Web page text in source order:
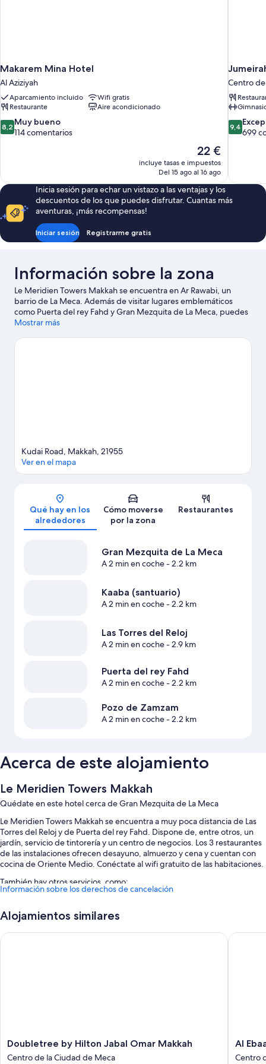
Makarem Mina Hotel
Al Aziziyah
Aparcamiento incluido
Wifi gratis
Restaurante
Aire acondicionado
8.2
sobre
114 comentarios
8,2 Muy bueno
114 comentarios
El
precio
actual
de
22 €
22 €
incluye tasas e impuestos
Del 15 ago al 16 ago
Centro
9.4
sobre
9,4
699
Inicia sesión para echar un vistazo a las ventajas y los
descuentos de los que puedes disfrutar. Cuantas más
aventuras, ¡más recompensas!
Iniciar sesión Registrarme gratis
Información sobre la zona
Le Meridien Towers Makkah se encuentra en Ar Rawabi, un
barrio de La Meca. Además de visitar lugares emblemáticos
como Puerta del rey Fahd y Gran Mezquita de La Meca, puedes
rodearte de naturaleza en Montaña Jabal al-Nour. También
Faqih.
Mostrar más
Mapa
Kudai Road, Makkah, 21955
Ver en el mapa
Qué hay en los
alrededores
Cómo moverse
por la zona
Restaurantes
Gran Mezquita de La Meca
A 2 min en coche- 2.2 km
Kaaba (santuario)
A 2 min en coche- 2.2 km
Las Torres del Reloj
A 2 min en coche- 2.9 km
Puerta del rey Fahd
A 2 min en coche- 2.2 km
Pozo de Zamzam
A 2 min en coche- 2.2 km
Acerca de este alojamiento
Le Meridien Towers Makkah
Quédate en este hotel cerca de Gran Mezquita de La Meca
Le Meridien Towers Makkah se encuentra a muy poca distancia de Las
Torres del Reloj y de Puerta del rey Fahd. Dispone de, entre otros, un
jardín, servicio de tintorería y un centro de negocios. Los 3 restaurantes
de las instalaciones ofrecen desayuno, almuerzo y cena y cuentan con
cocina de Oriente Medio. Conéctate al wifi gratuito de las habitaciones.
También hay otros servicios, como:
Desayuno bufé (de pago), un servicio gratuito de transporte por la
Asistencia turística y para la compra de entradas, consigna de
Además, otros servicios que hallarás en todas las habitaciones incluyen:
Información sobre los derechos de cancelación
Alojamientos similares
Doubletree
by
Doubletree by Hilton Jabal Omar Makkah
Centro de la Ciudad de Meca
Doubletree by Hilton Jabal Omar Makkah
Al
Ebaa
Al
Centro
Al Ebaa